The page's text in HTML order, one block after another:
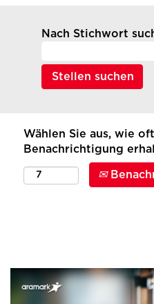
Nach Stichwort
Wählen Sie aus, wie
Benachrichtigung